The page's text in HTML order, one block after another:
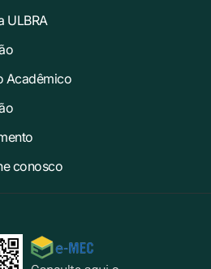
ULBRA
Acadêmico
conosco